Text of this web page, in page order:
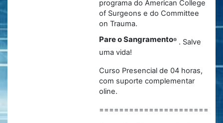
programa do American College
of Surgeons e do Committee
on Trauma.
Pare o Sangramento®. Salve
uma vida!
Curso Presencial de 04 horas,
com suporte complementar
oline.